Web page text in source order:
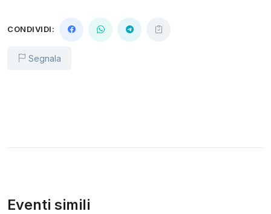
CONDIVIDI:
Segnala
Eventi simili